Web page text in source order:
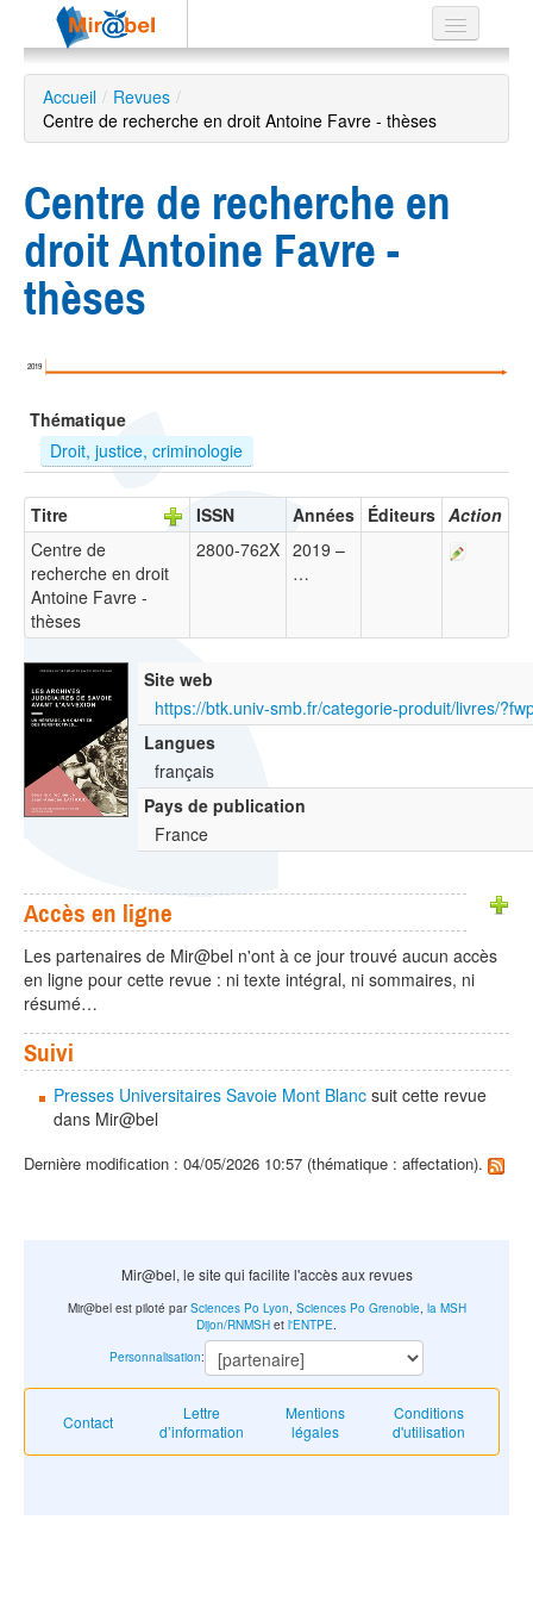
Le réseau
Soutien
Recherche
avancée
ES
?
Accueil / Revues /
Centre de recherche en droit Antoine Favre - thèses
Centre de recherche en
droit Antoine Favre -
thèses
2019
Thématique
Droit, justice, criminologie
Titre ISSN Années Éditeurs Action
Centre de
recherche en droit
Antoine Favre -
thèses
2800-762X 2019 –
…
Site web
Langues
français
Pays de publication
France
Accès en ligne
Les partenaires de Mir@bel n'ont à ce jour trouvé aucun accès
en ligne pour cette revue : ni texte intégral, ni sommaires, ni
résumé…
Suivi
Presses Universitaires Savoie Mont Blanc suit cette revue
dans Mir@bel
Dernière modification : 04/05/2026 10:57 (thématique : affectation).
Mir@bel, le site qui facilite l'accès aux revues
Contact
Lettre
d’information
Mentions
légales
Conditions
d'utilisation
Mir@bel est piloté parSciences Po Lyon, Sciences Po Grenoble, la MSH
Dijon/RNMSH et l'ENTPE.
Personnalisation: